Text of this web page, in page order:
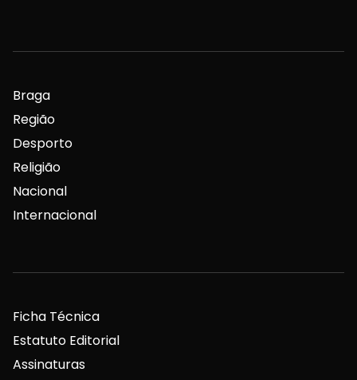
Braga
Região
Desporto
Religião
Nacional
Internacional
Ficha Técnica
Estatuto Editorial
Assinaturas